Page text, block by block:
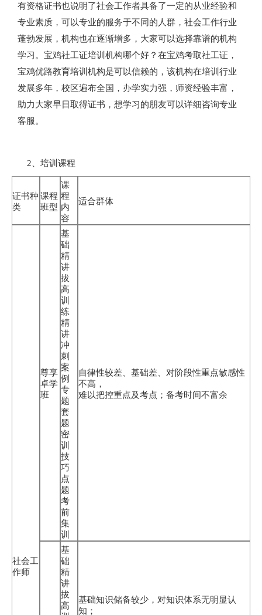
有资格证书也说明了社会工作者具备了一定的从业经验和
专业素质，可以专业的服务于不同的人群，社会工作行业
蓬勃发展，机构也在逐渐增多，大家可以选择靠谱的机构
学习。宝鸡社工证培训机构哪个好？在宝鸡考取社工证，
宝鸡优路教育培训机构是可以信赖的，该机构在培训行业
发展多年，校区遍布全国，办学实力强，师资经验丰富，
助力大家早日取得证书，想学习的朋友可以详细咨询专业
客服。
2、培训课程
证书种
类
课程
班型
课
程
内
容
适合群体
社会工
作师
尊享
卓学
班
基
础
精
讲
拔
高
训
练
精
讲
冲
刺
案
例
专
题
套
题
密
训
技
巧
点
题
考
前
集
训
自律性较差、基础差、对阶段性重点敏感性
不高，
难以把控重点及考点；备考时间不富余
基
础
精
讲
拔
高
基础知识储备较少，对知识体系无明显认
知；